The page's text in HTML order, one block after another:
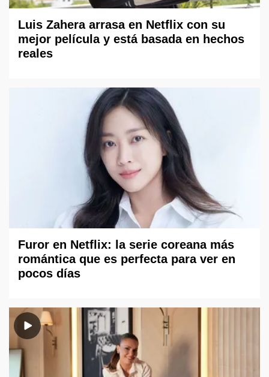
Luis Zahera arrasa en Netflix con su
mejor película y está basada en hechos
reales
Furor en Netflix: la serie coreana más
romántica que es perfecta para ver en
pocos días